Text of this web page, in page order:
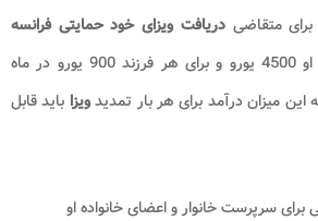
برای متقاضیدریافت ویزای خود حمایتی فرانسه
3000 یورو و برای همسر او 4500 یورو و برای هر فرزند 900 یورو در ماه
این میزان درآمد برای هر بار تمدیدویزا باید قابل
برای سرپرست خانوار و اعضای خانواده او